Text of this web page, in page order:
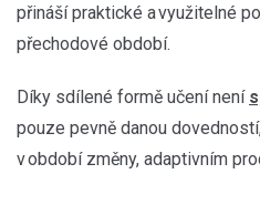
přináší praktické a využitelné
přechodové období.
Díky sdílené formě učení není
pouze pevně danou
v období změny, adaptivním